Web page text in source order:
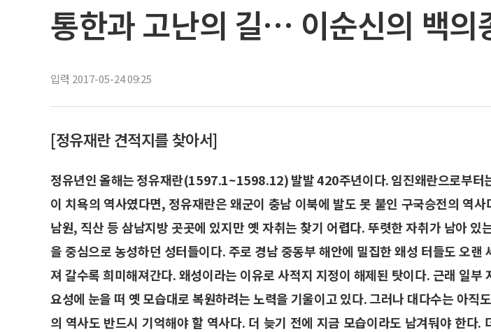
통한과 고난의 길… 이순신의 백의
입력 2017-05-24 09:25
[정유재란 견적지를 찾아서]
정유년인 올해는 정유재란(1597.1~1598.12) 발발 420주년이다. 임진왜란으로부터
이 치욕의 역사였다면, 정유재란은 왜군이 충남 이북에 발도 못 붙인 구국승전의 역
남원, 직산 등 삼남지방 곳곳에 있지만 옛 자취는 찾기 어렵다. 뚜렷한 자취가 남아 있
을 중심으로 농성하던 성터들이다. 주로 경남 중동부 해안에 밀집한 왜성 터들도 오랜
져 갈수록 희미해져간다. 왜성이라는 이유로 사적지 지정이 해제된 탓이다. 근래 일부
요성에 눈을 떠 옛 모습대로 복원하려는 노력을 기울이고 있다. 그러나 대다수는 아직
의 역사도 반드시 기억해야 할 역사다. 더 늦기 전에 지금 모습이라도 남겨둬야 한다.